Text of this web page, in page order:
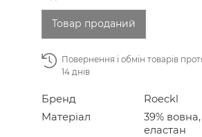
Товар проданий
Повернення і обмін товарів
14 днів
Бренд
Roeckl
Матеріал
39% вовна,
еластан